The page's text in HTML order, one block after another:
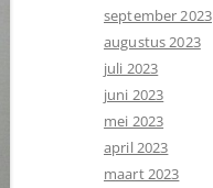
september 2023
augustus 2023
juli 2023
juni 2023
mei 2023
april 2023
maart 2023